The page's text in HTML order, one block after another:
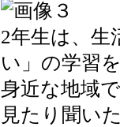
2年生は、生
い」の学習
身近な地域
見たり聞い